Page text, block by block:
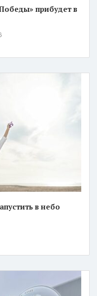
прибудет в
в небо